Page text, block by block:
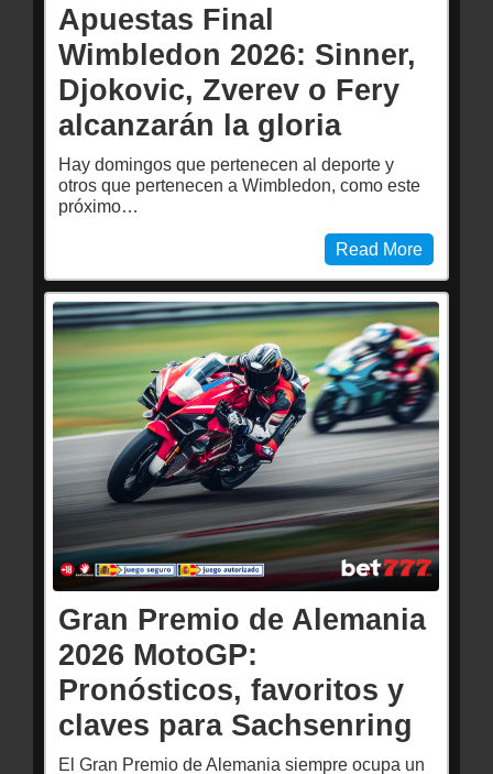
Apuestas Final
Wimbledon 2026: Sinner,
Djokovic, Zverev o Fery
alcanzarán la gloria
Hay domingos que pertenecen al deporte y
otros que pertenecen a Wimbledon, como este
próximo…
Read More
Gran Premio de Alemania
2026 MotoGP:
Pronósticos, favoritos y
claves para Sachsenring
El Gran Premio de Alemania siempre ocupa un